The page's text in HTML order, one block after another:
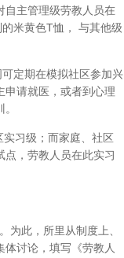
自主管理级劳教人员在
米黄色T恤， 与其他级
定期在模拟社区参加兴
申请就医，或者到心理
习级；而家庭、社区
，劳教人员在此实习
此，所里从制度上、
讨论，填写《劳教人